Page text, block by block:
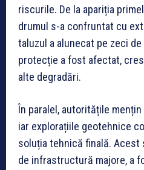
riscurile. De la apariția
drumul s-a confruntat cu
taluzul a alunecat pe zeci
protecție a fost afectat,
alte degradări.
În paralel, autoritățile
iar explorațiile geotehnice
soluția tehnică finală.
de infrastructură majore, a